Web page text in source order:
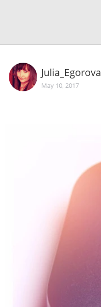
Julia_Egorova
May 10, 2017